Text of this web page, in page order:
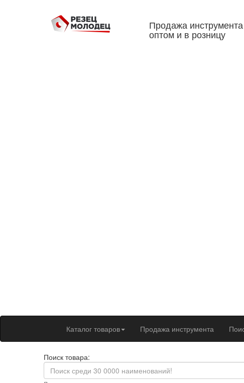
Продажа инструмента
оптом и в розницу
Каталог товаров Продажа инструмента
Поиск товара: